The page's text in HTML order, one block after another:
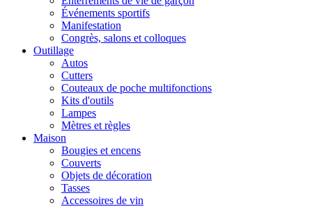
Événements sportifs
Manifestation
Congrès, salons et colloques
Outillage
Autos
Cutters
Couteaux de poche multifonctions
Kits d'outils
Lampes
Mètres et règles
Maison
Bougies et encens
Couverts
Objets de décoration
Tasses
Accessoires de vin